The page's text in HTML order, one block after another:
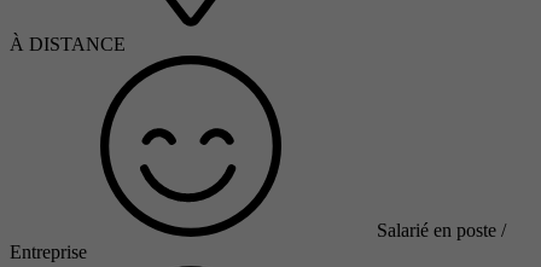
À DISTANCE
Salarié en poste /
Entreprise